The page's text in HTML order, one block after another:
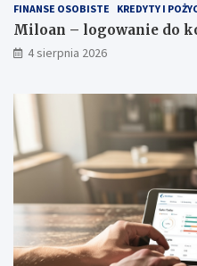
FINANSE OSOBISTE KREDYTY I
Miloan – logowanie do
4 sierpnia 2026